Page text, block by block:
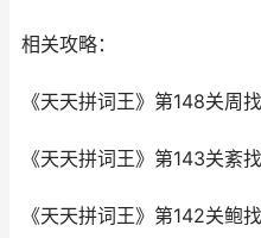
相关攻略：
《天天拼词王》第148关周
《天天拼词王》第143关紊
《天天拼词王》第142关鲍